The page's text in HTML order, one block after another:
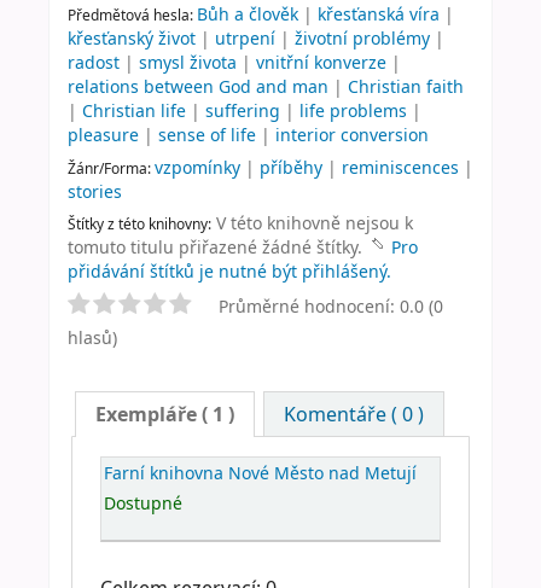
Předmětová hesla: Bůh a člověk | křesťanská víra |
křesťanský život | utrpení | životní problémy |
radost | smysl života | vnitřní konverze |
relations between God and man | Christian faith
| Christian life | suffering | life problems |
pleasure | sense of life | interior conversion
Žánr/Forma:vzpomínky | příběhy | reminiscences |
stories
Štítky z této knihovny: V této knihovně nejsou k
tomuto titulu přiřazené žádné štítky.
Pro
přidávání štítků je nutné být přihlášený.
Průměrné hodnocení: 0.0 (0
hlasů)
Exempláře( 1 ) Komentáře ( 0 )
Farní knihovna Nové Město nad Metují
Dostupné